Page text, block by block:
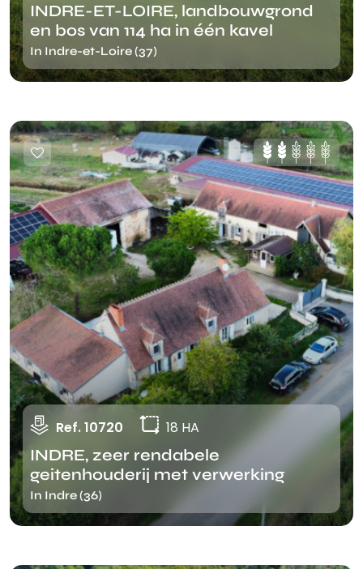
INDRE-ET-LOIRE, landbouwgrond
en bos van 114 ha in één kavel
In Indre-et-Loire (37)
Ref. 10720 18 HA
INDRE, zeer rendabele
geitenhouderij met verwerking
In Indre (36)